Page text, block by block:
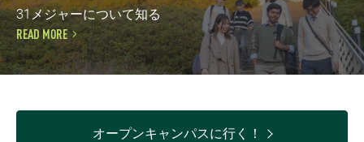
31メジャーについて知る
READ MORE
オープンキャンパスに行く！